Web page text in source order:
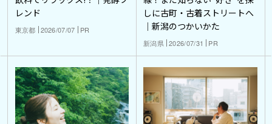
レンド
東京都 2026/07/07 PR
しに古町・古着ストリートへ
｜新潟のつかいかた
新潟県 2026/07/31 PR